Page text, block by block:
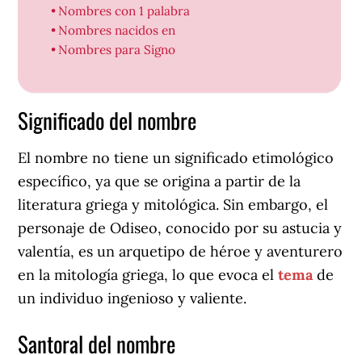
Nombres con 1 palabra
Nombres nacidos en
Nombres para Signo
Significado del nombre
El nombre no tiene un significado etimológico
específico, ya que se origina a partir de la
literatura griega y mitológica. Sin embargo, el
personaje de Odiseo, conocido por su astucia y
valentía, es un arquetipo de héroe y aventurero
en la mitología griega, lo que evoca eltemade
un individuo ingenioso y valiente.
Santoral del nombre